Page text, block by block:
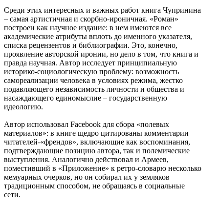
Среди этих интересных и важных работ книга Чупринина
– самая артистичная и скорбно-ироничная. «Роман»
построен как научное издание: в нем имеются все
академические атрибуты вплоть до именного указателя,
списка рецензентов и библиографии. Это, конечно,
проявление авторской иронии, но дело в том, что книга и
правда научная. Автор исследует принципиальную
историко-социологическую проблему: возможность
самореализации человека в условиях режима, жестко
подавляющего независимость личности и общества и
насаждающего единомыслие – государственную
идеологию.
Автор использовал Facebook для сбора «полевых
материалов»: в книге щедро цитированы комментарии
читателей-«френдов», включающие как воспоминания,
подтверждающие позицию автора, так и полемические
выступления. Аналогично действовал и Армеев,
поместивший в «Приложение» к ретро-словарю несколько
мемуарных очерков, но он собирал их у земляков
традиционным способом, не обращаясь в социальные
сети.